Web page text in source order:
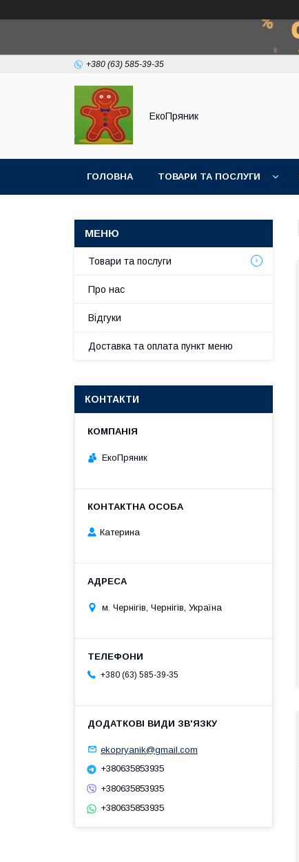
+380 (63) 585-39-35
ЕкоПряник
ГОЛОВНА ТОВАРИ ТА ПОСЛУГИ
Товари та послуги
Про нас
Відгуки
Доставка та оплата пункт меню
КОНТАКТИ
ЕкоПряник
Катерина
м. Чернігів, Чернігів, Україна
+380 (63) 585-39-35
ekopryanik@gmail.com
+380635853935
+380635853935
+380635853935